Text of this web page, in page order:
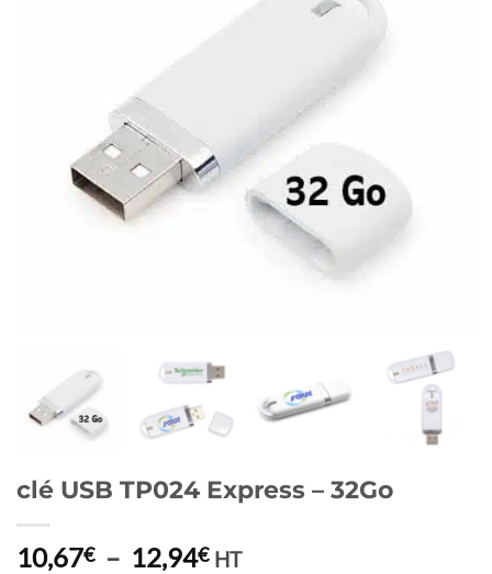
clé USB TP024 Express – 32Go
10,67€ – 12,94€Plage
HT